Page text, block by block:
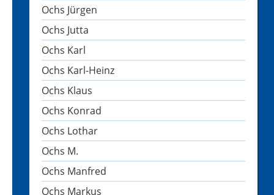
Ochs Jürgen
Ochs Jutta
Ochs Karl
Ochs Karl-Heinz
Ochs Klaus
Ochs Konrad
Ochs Lothar
Ochs M.
Ochs Manfred
Ochs Markus